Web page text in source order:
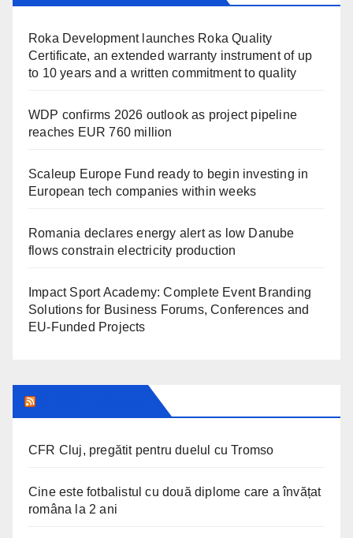
Roka Development launches Roka Quality
Certificate, an extended warranty instrument of up
to 10 years and a written commitment to quality
WDP confirms 2026 outlook as project pipeline
reaches EUR 760 million
Scaleup Europe Fund ready to begin investing in
European tech companies within weeks
Romania declares energy alert as low Danube
flows constrain electricity production
Impact Sport Academy: Complete Event Branding
Solutions for Business Forums, Conferences and
EU-Funded Projects
CFR Cluj, pregătit pentru duelul cu Tromso
Cine este fotbalistul cu două diplome care a învățat
româna la 2 ani